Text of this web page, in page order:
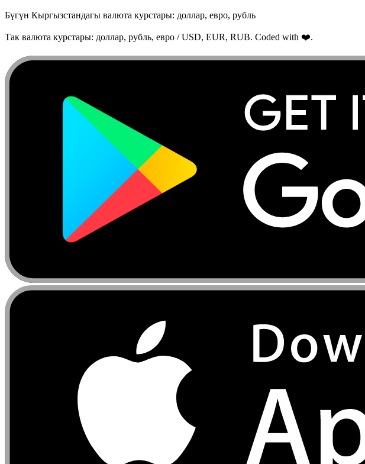
Бүгүн Кыргызстандагы валюта курстары: доллар, евро, рубль
Так валюта курстары: доллар, рубль, евро / USD, EUR, RUB. Coded with ❤️.